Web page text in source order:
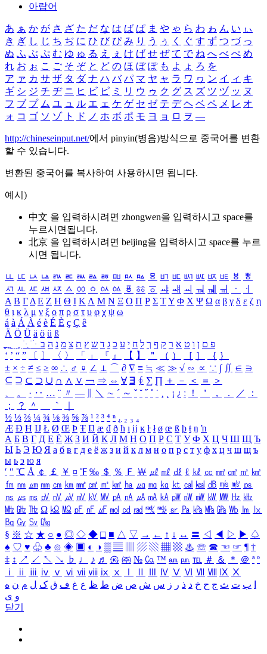
아랍어
あ ぁ か が さ ざ た だ な は ば ぱ ま や ゃ ら わ ゎ ん い ぃ
き ぎ し じ ち ぢ に ひ び ぴ み り う ぅ く ぐ す ず つ づ っ
ぬ ふ ぶ ぷ む ゆ ゅ る え ぇ け げ せ ぜ て で ね へ べ ぺ め
れ お ぉ こ ご そ ぞ と ど の ほ ぼ ぽ も よ ょ ろ を
ア ァ カ サ ザ タ ダ ナ ハ バ パ マ ヤ ャ ラ ワ ヮ ン イ ィ キ
ギ シ ジ チ ヂ ニ ヒ ビ ピ ミ リ ウ ゥ ク グ ス ズ ツ ヅ ッ ヌ
フ ブ プ ム ユ ュ ル エ ェ ケ ゲ セ ゼ テ デ ヘ ベ ペ メ レ オ
ォ コ ゴ ソ ゾ ト ド ノ ホ ボ ポ モ ヨ ョ ロ ヲ ―
http://chineseinput.net/에서 pinyin(병음)방식으로 중국어를 변환
할 수 있습니다.
변환된 중국어를 복사하여 사용하시면 됩니다.
예시)
中文 을 입력하시려면 zhongwen을 입력하시고 space를
누르시면됩니다.
北京 을 입력하시려면 beijing을 입력하시고 space를 누르
시면 됩니다.
ㅥ ㅦ ㅧ ㅨ ㅩ ㅪ ㅫ ㅬ ㅭ ㅮ ㅯ ㅰ ㅱ ㅲ ㅳ ㅴ ㅵ ㅶ ㅷ ㅸ
ㅹ
ㅺ ㅻ ㅼ ㅽ ㅾ ㅿ ㆀ ㆁ ㆂ ㆃ ㆄ ㆅ ㆆ ㆇ ㆈ ㆉ ㆊ ㆋ ㆌ ㆍ
ㆎ
Α Β ΓΔ Ε Ζ Η Θ Ι ΚΛ Μ Ν Ξ Ο Π Ρ Σ ΤΥ Φ Χ Ψ Ω α β γ δ ε ζ η
θ ι κ λ μ ν ξ ο π ρ σ τ υ φ χ ψ ω
á à Á À é è É È ç Ç ê
Ä Ö Ü ä ö ü ß
ִֶֹ ֻּ ׁׂ פ ם ן ו ט א ר ק ף ך ל ח י ע כ ג ד ש ץ ת צ מ נ ה ב
‘ ’ “ ” 〔 〕 〈 〉 「 」 『 』 【 】 ＂ （ ） ［ ］ ｛ ｝
± × ÷ ≠ ≤ ≥ ∞ ∴ ♂ ♀ ∠ ⊥ ⌒ ∂ ∇ ≡ ≒ ≪ ≫ √ ∽ ∝ ∵ ∫ ∬ ∈ ∋
⊆ ⊇ ⊂ ⊃ ∪ ∩ ∧ ∨ ￢ ⇒ ⇔ ∀ ∃ ∮ ∑ ∏ ＋ － ＜ ＝
＞
、
。 · ‥ … ¨ 〃 ― ＼ ∼ ´ ～ ˇ ˘ ˝ ˚ ˙ ¸ ¡ ¿ ː ！ ＇ ， ． ／
：
；
？ ＾ ｀
½ ⅓ ⅔ ¼ ¾ ⅛ ⅜ ⅝ ⅞ ¹ ² ³ ⁴ ⁿ ₁ ₂ ₃ ₄
Æ Ð Ħ Ĳ Ł Ø Œ Þ Ŧ Ŋ æ đ ð ħ ı ĳ ĸ ŀ ł ø œ ß þ ŧ ŋ ŉ
А Б В Г Д Е Ё Ж З И Й К Л М Н О П Р С Т У Ф Х Ц Ч Ш Щ Ъ
Ы Ь Э Ю Я а б в г д е ё ж з и й к л м н о п р с т у ф х ц ч ш щ ъ
ы ь э ю я
′ ″ ℃ Å ￠ ￡ ￥ ¤ ℉ ‰ ＄ ％ Ｆ ￦ ㎕ ㎖ ㎗ ℓ ㎘ ㏄ ㎣ ㎤ ㎥ ㎦
㎙ ㎚ ㎛ ㎜ ㎝ ㎞ ㎟ ㎠ ㎡ ㎢ ㏊ ㎍ ㎎ ㎏ ㏏ ㎈ ㎉ ㏈ ㎧ ㎨ ㎰
㎱ ㎲ ㎳ ㎴ ㎵ ㎶ ㎷ ㎸ ㎹ ㎀ ㎁ ㎂ ㎃ ㎄ ㎺ ㎻ ㎽ ㎾ ㎿ ㎐ ㎑
㎒ ㎓ ㎔ Ω ㏀ ㏁ ㎊ ㎋ ㎌ ㏖ ㏅ ㎭ ㎮ ㎯ ㏛ ㎩ ㎪ ㎫ ㎬ ㏝ ㏐
㏓
㏃ ㏉ ㏜ ㏆
§ ※ ☆ ★ ○ ● ◎ ◇ ◆ □ ■ △ ▽ → ← ↑ ↓ ↔ 〓 ◁ ◀ ▷ ▶ ♤
♠ ♡ ♥ ♧ ♣ ⊙ ◈ ▣ ◐ ◑ ▒ ▤ ▨ ▧ ▦ ▩ ♨ ☏ ☎ ☜ ☞ ¶ †
‡ ↕ ↗ ↙ ↖ ↘ ♭ ♩ ♪ ♬ ㉿ ㈜ № ㏇ ™ ㏂ ㏘ ℡ ＃ ＆ ＊ ＠ ª º
ⅰ
ⅱ ⅲ ⅳ ⅴ ⅵ ⅶ ⅷ ⅸ ⅹ Ⅳ Ⅴ Ⅵ Ⅶ Ⅷ Ⅸ Ⅹ
ب ت ث ج ح خ د ذ ر ز س ش ص ض ط ظ ع غ ف ق ک ل م ن ه
و ی
닫기